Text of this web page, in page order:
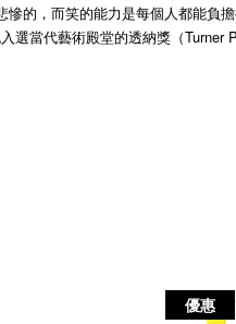
的，而笑的能力是每個人都能負
當代藝術殿堂的透納獎（Turner
優惠